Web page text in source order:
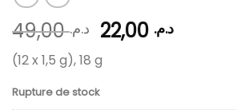
د.م.49,00 Le
prix
initial
était :
د.م.Le
(12 x 1,5 g), 18 g
Rupture de stock